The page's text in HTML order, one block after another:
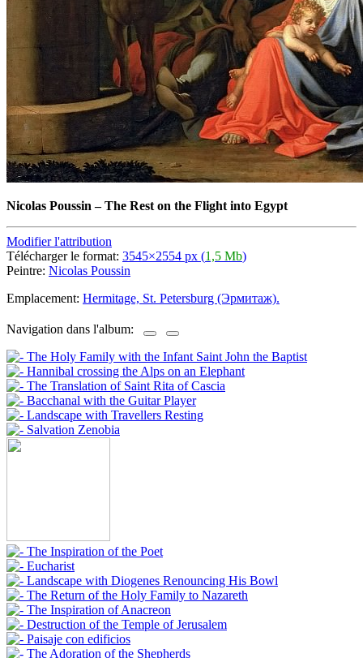
Nicolas Poussin –The Rest on the Flight into Egypt
Modifier l'attribution
Télécharger le format: 3545×2554 px (1,5 Mb)
Peintre: Nicolas Poussin
Emplacement: Hermitage, St. Petersburg (Эрмитаж).
Navigation dans l'album: